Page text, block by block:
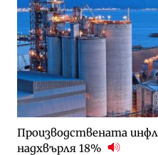
Производствената
надхвърля 18%